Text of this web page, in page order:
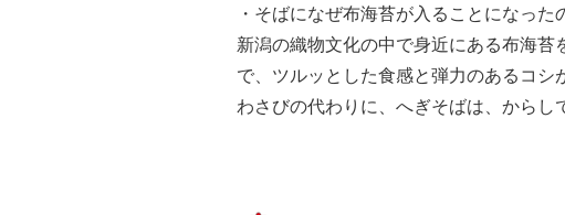
・そばになぜ布海苔が入ることになった
新潟の織物文化の中で身近にある布海
で、ツルッとした食感と弾力のあるコ
わさびの代わりに、へぎそばは、からし